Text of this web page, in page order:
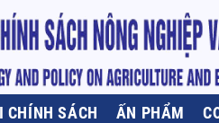
CHÍNH SÁCH ẤN PHẨM